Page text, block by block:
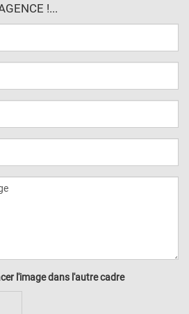
!...
l'image dans l'autre cadre